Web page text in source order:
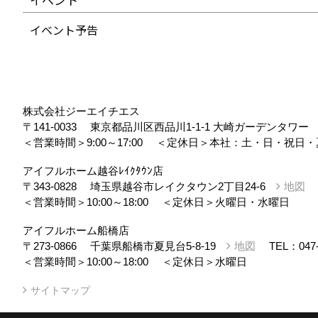
イベント予告
株式会社ジーエイチエス
〒141-0033
東京都品川区西品川1-1-1 大崎ガーデンタワ
＜営業時間＞9:00～17:00
＜定休日＞本社：土・日・祝日
アイフルホーム越谷ﾚｲｸﾀｳﾝ店
〒343-0828
埼玉県越谷市レイクタウン2丁目24-6 地図
＜営業時間＞10:00～18:00
＜定休日＞火曜日・水曜日
アイフルホーム船橋店
〒273-0866
千葉県船橋市夏見台5-8-19 地図 TEL：
＜営業時間＞10:00～18:00
＜定休日＞水曜日
サイトマップ